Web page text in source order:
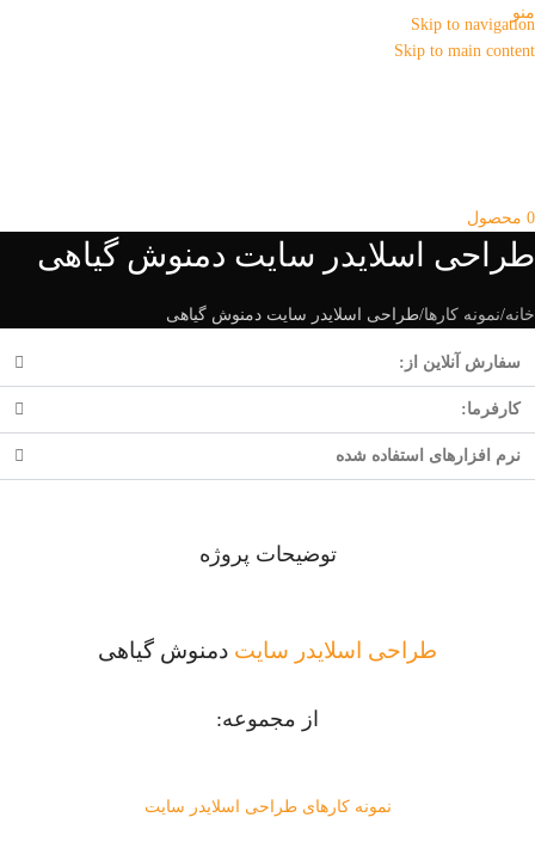
Skip to navigation
Skip to main content
منو
0 محصول
طراحی اسلایدر سایت دمنوش گیاهی
خانه نمونه کارها طراحی اسلایدر سایت دمنوش گیاهی
سفارش آنلاین از:
کارفرما:
نرم افزارهای استفاده شده
توضیحات پروژه
طراحی اسلایدر سایت دمنوش گیاهی
از مجموعه:
نمونه کارهای طراحی اسلایدر سایت